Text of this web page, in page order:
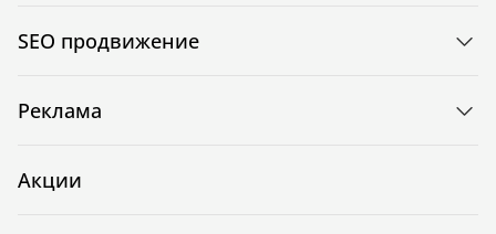
SEO продвижение
Реклама
Акции